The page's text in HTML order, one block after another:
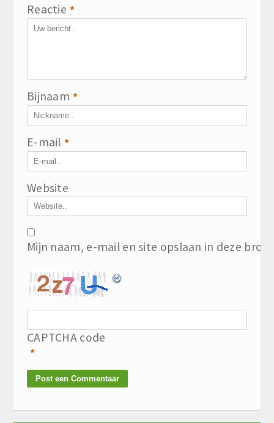
Reactie *
Bijnaam *
E-mail *
Website
Mijn naam, e-mail en site opslaan in deze
CAPTCHA code
*